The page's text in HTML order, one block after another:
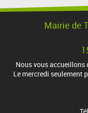
Mairie de
Nous vous accueillons
Le mercredi seulement